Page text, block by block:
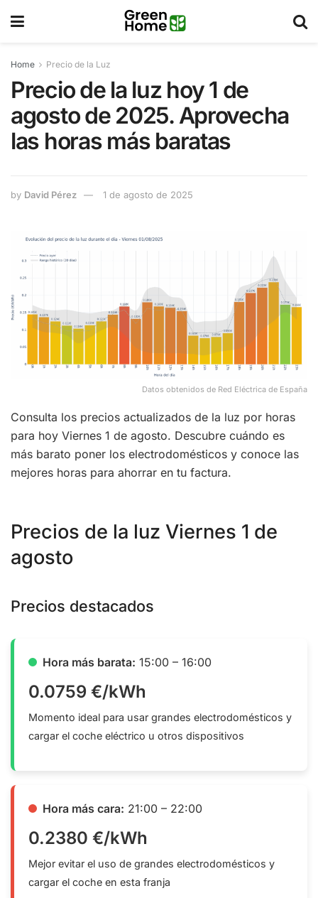
Home Precio de la Luz
Precio de la luz hoy 1 de
agosto de 2025. Aprovecha
las horas más baratas
by David Pérez 1 de agosto de 2025
Datos obtenidos de Red Eléctrica de España
Consulta los precios actualizados de la luz por horas
para hoy Viernes 1 de agosto. Descubre cuándo es
más barato poner los electrodomésticos y conoce las
mejores horas para ahorrar en tu factura.
Precios de la luz Viernes 1 de
agosto
Precios destacados
Hora más barata: 15:00 – 16:00
0.0759 €/kWh
Momento ideal para usar grandes electrodomésticos y
cargar el coche eléctrico u otros dispositivos
Hora más cara: 21:00 – 22:00
0.2380 €/kWh
Mejor evitar el uso de grandes electrodomésticos y
cargar el coche en esta franja